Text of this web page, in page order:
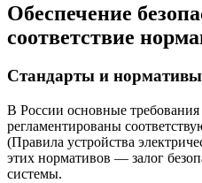
Обеспечение
соответствие
Стандарты и
В России основные
регламентированы
(Правила устройства
этих нормативов — залог
системы.